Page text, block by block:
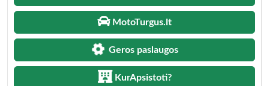
MotoTurgus.lt
Geros paslaugos
KurApsistoti?